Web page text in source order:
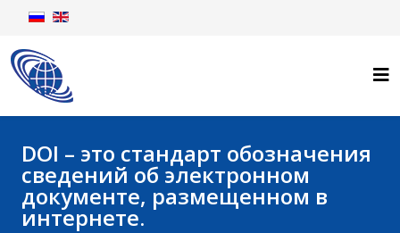
DOI – это стандарт обозначения
сведений об электронном
документе, размещенном в
интернете.